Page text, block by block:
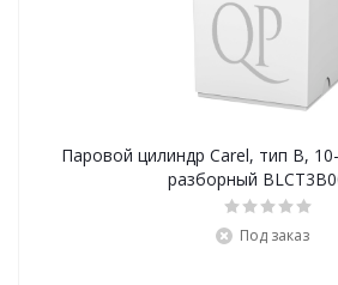
Паровой цилиндр Carel, тип B,
разборный
Под заказ